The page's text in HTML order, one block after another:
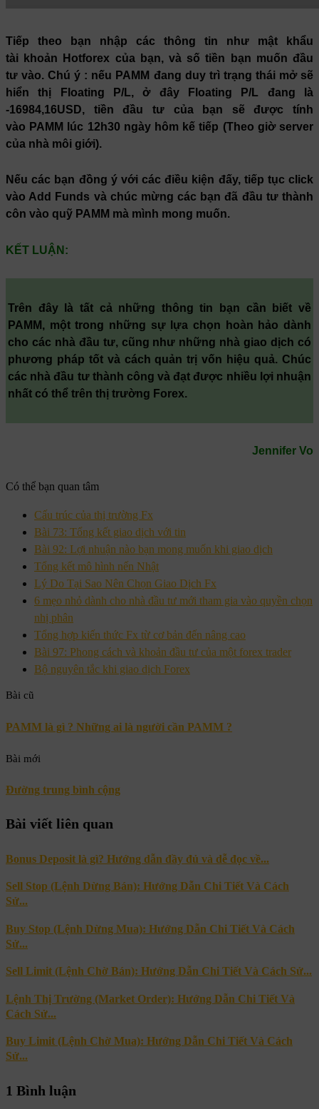
Tiếp theo bạn nhập các thông tin như mật khẩu
tài khoản Hotforex của bạn, và số tiền bạn muốn đầu
tư vào. Chú ý : nếu PAMM đang duy trì trạng thái mở sẽ
hiển thị Floating P/L, ở đây Floating P/L đang là
-16984,16USD, tiền đầu tư của bạn sẽ được tính
vào PAMM lúc 12h30 ngày hôm kế tiếp (Theo giờ server
của nhà môi giới).
Nếu các bạn đồng ý với các điều kiện đấy, tiếp tục click
vào Add Funds và chúc mừng các bạn đã đầu tư thành
côn vào quỹ PAMM mà mình mong muốn.
KẾT LUẬN:
Trên đây là tất cả những thông tin bạn cần biết về
PAMM, một trong những sự lựa chọn hoàn hảo dành
cho các nhà đầu tư, cũng như những nhà giao dịch có
phương pháp tốt và cách quản trị vốn hiệu quả. Chúc
các nhà đầu tư thành công và đạt được nhiều lợi nhuận
nhất có thể trên thị trường Forex.
Jennifer Vo
Có thể bạn quan tâm
Cấu trúc của thị trường Fx
Bài 73: Tổng kết giao dịch với tin
Bài 92: Lợi nhuận nào bạn mong muốn khi giao dịch
Tổng kết mô hình nến Nhật
Lý Do Tại Sao Nên Chọn Giao Dịch Fx
6 mẹo nhỏ dành cho nhà đầu tư mới tham gia vào quyền chọn
nhị phân
Tổng hợp kiến thức Fx từ cơ bản đến nâng cao
Bài 97: Phong cách và khoản đầu tư của một forex trader
Bộ nguyên tắc khi giao dịch Forex
Bài cũ
PAMM là gì ? Những ai là người cần PAMM ?
Bài mới
Đường trung bình cộng
Bài viết liên quan
Bonus Deposit là gì? Hướng dẫn đầy đủ và dễ đọc về...
Sell Stop (Lệnh Dừng Bán): Hướng Dẫn Chi Tiết Và Cách
Sử...
Buy Stop (Lệnh Dừng Mua): Hướng Dẫn Chi Tiết Và Cách
Sử...
Sell Limit (Lệnh Chờ Bán): Hướng Dẫn Chi Tiết Và Cách Sử...
Lệnh Thị Trường (Market Order): Hướng Dẫn Chi Tiết Và
Cách Sử...
Buy Limit (Lệnh Chờ Mua): Hướng Dẫn Chi Tiết Và Cách
Sử...
1 Bình luận